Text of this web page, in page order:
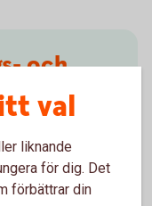
och
och
placeringar.
val
liknande
för dig. Det
förbättrar din